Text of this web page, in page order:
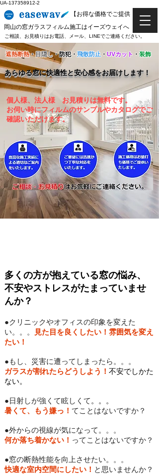
UA-137358912-2
​岡山の窓ガラスフィルム施工はイーズウェイへ
​ご相談、お見積りはお電話、メール、LINEでご連絡ください。
​【お得な価格でご提供！】
遮熱断熱・目隠し・防犯・飛散防止・UVカット ・装飾
あらゆる窓に快適性と安心感をお届けします！
個人様、法人様 お見積りは無料です。
お伺い時にフィルムのサンプルやカタログでご
確認いただけます。
多くの方が抱えている窓の悩み、
不安やストレスがたまっていませ
んか？
●クリニックやオフィスの印象を変えた
い。。。
見た目を良くしたい！雰囲気を変え
たい！
●もし、災害に遭ってしまったら。。。
ガラスが割れたらどうしよう！ 不安でしかた
ない。
●日射しが強くて眩しくて 。。。
暑くて、もう嫌っ！ てことはないですか？
●外からの視線が気になって。。。
何か落ち着かない！ ってことはないですか？
●窓の断熱性能を向上させたい。。。
快適な室内空間にしたい！ と思いませんか？